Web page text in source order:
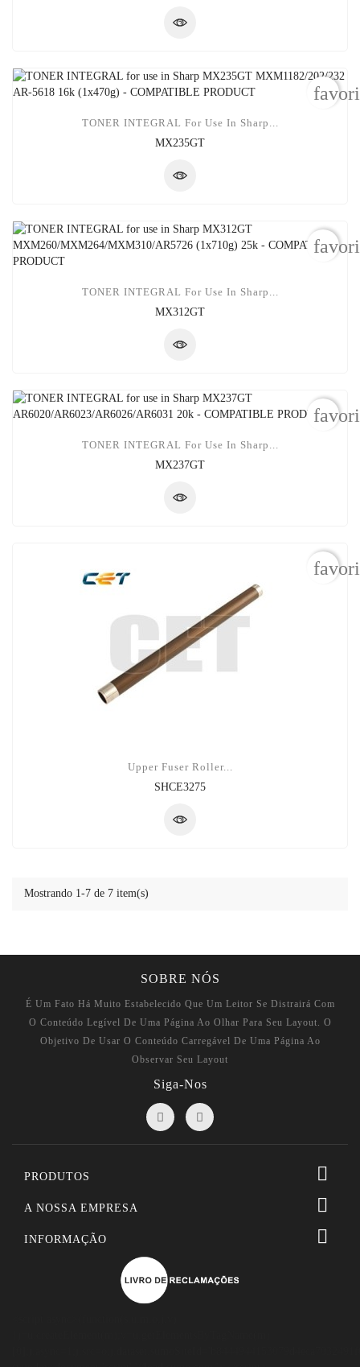
TONER INTEGRAL For Use In Sharp...
MX235GT
TONER INTEGRAL For Use In Sharp...
MX312GT
TONER INTEGRAL For Use In Sharp...
MX237GT
Upper Fuser Roller...
SHCE3275
Mostrando 1-7 de 7 item(s)
SOBRE NÓS
É Um Fato Há Muito Estabelecido Que Um Leitor Se Distrairá Com
O Conteúdo Legível De Uma Página Ao Olhar Para Seu Layout. O
Objetivo De Usar O Conteúdo Carregável De Uma Página Ao
Observar Seu Layout
Siga-Nos
PRODUTOS 
A NOSSA EMPRESA 
INFORMAÇÃO 